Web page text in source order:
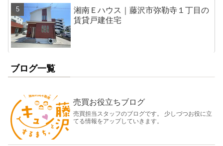
湘南Ｅハウス｜藤沢市弥勒寺１丁目の
賃貸戸建住宅
ブログ一覧
売買お役立ちブログ
売買担当スタッフのブログです。 少しづつお役に立
てる情報をアップしていきます。